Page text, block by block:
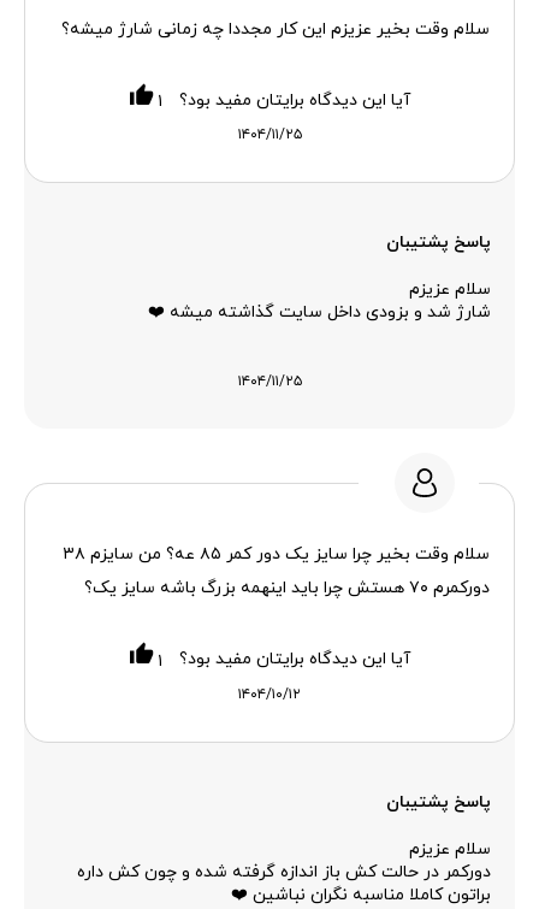
سلام وقت بخیر عزیزم این کار مجددا چه زمانی شارژ میشه؟
۱۴۰۴/۱۱/۲۵
آیا این دیدگاه برایتان مفید بود؟ ۱
پاسخ پشتیبان
سلام عزیزم
شارژ شد و بزودی داخل سایت گذاشته میشه ❤️
۱۴۰۴/۱۱/۲۵
سلام وقت بخیر چرا سایز یک دور کمر ۸۵ عه؟ من سایزم ۳۸
دورکمرم ۷۰ هستش چرا باید اینهمه بزرگ باشه سایز یک؟
۱۴۰۴/۱۰/۱۲
آیا این دیدگاه برایتان مفید بود؟ ۱
پاسخ پشتیبان
سلام عزیزم
دورکمر در حالت کش باز اندازه گرفته شده و چون کش داره
براتون کاملا مناسبه نگران نباشین ❤️